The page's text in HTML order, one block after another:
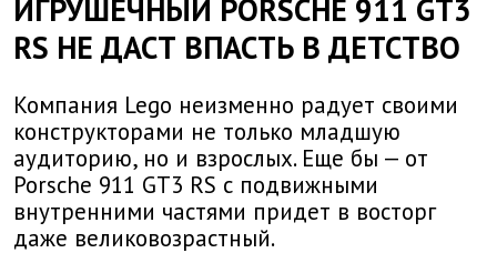
ИГРУШЕЧНЫЙ PORSCHE 911 GT3
RS НЕ ДАСТ ВПАСТЬ В ДЕТСТВО
Компания Lego неизменно радует своими
конструкторами не только младшую
аудиторию, но и взрослых. Еще бы — от
Porsche 911 GT3 RS с подвижными
внутренними частями придет в восторг
даже великовозрастный.